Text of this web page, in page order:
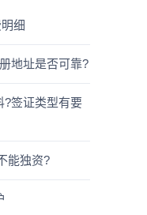
细
地址是否可靠?
?签证类型有要
能独资?